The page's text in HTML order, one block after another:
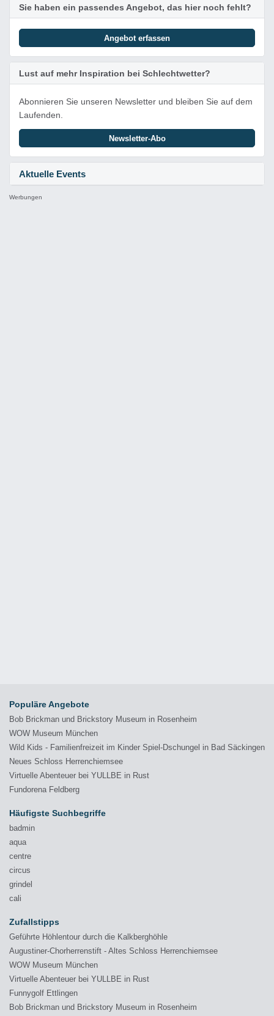
Aktuelle Events
Sie haben ein passendes Angebot, das hier noch fehlt?
Angebot erfassen
Lust auf mehr Inspiration bei Schlechtwetter?
Abonnieren Sie unseren Newsletter und bleiben Sie auf dem
Laufenden.
Newsletter-Abo
Werbungen
Populäre Angebote
Bob Brickman und Brickstory Museum in Rosenheim
WOW Museum München
Wild Kids - Familienfreizeit im Kinder Spiel-Dschungel in Bad Säckingen
Neues Schloss Herrenchiemsee
Virtuelle Abenteuer bei YULLBE in Rust
Fundorena Feldberg
Häufigste Suchbegriffe
badmin
aqua
centre
circus
grindel
cali
Zufallstipps
Geführte Höhlentour durch die Kalkberghöhle
Augustiner-Chorherrenstift - Altes Schloss Herrenchiemsee
WOW Museum München
Virtuelle Abenteuer bei YULLBE in Rust
Funnygolf Ettlingen
Bob Brickman und Brickstory Museum in Rosenheim